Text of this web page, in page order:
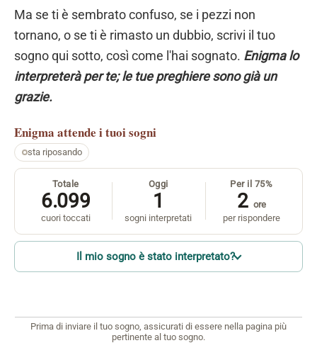
Ma se ti è sembrato confuso, se i pezzi non
tornano, o se ti è rimasto un dubbio, scrivi il tuo
sogno qui sotto, così come l'hai sognato. Enigma lo
interpreterà per te; le tue preghiere sono già un
grazie.
Enigma attende i tuoi sogni
sta riposando
Totale
6.099
cuori toccati
Oggi
1
sogni interpretati
Per il 75%
2 ore
per rispondere
Il mio sogno è stato interpretato?
Prima di inviare il tuo sogno, assicurati di essere nella pagina più
pertinente al tuo sogno.